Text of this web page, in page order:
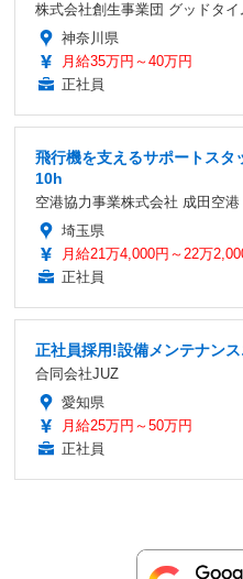
株式会社創生事業団 グッドタ
神奈川県
月給35万円～40万円
正社員
飛行機を支えるサポートスタ
10h
空港協力事業株式会社 成田空
埼玉県
月給21万4,000円～22万
正社員
正社員採用!設備メンテナン
合同会社JUZ
愛知県
月給25万円～50万円
正社員